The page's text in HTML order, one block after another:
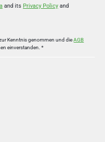
and its Privacy Policy and
Kenntnis genommen und dieAGB
einverstanden. *